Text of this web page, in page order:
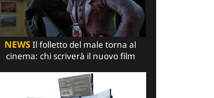
NEWSIl folletto del male torna al
cinema: chi scriverà il nuovo film